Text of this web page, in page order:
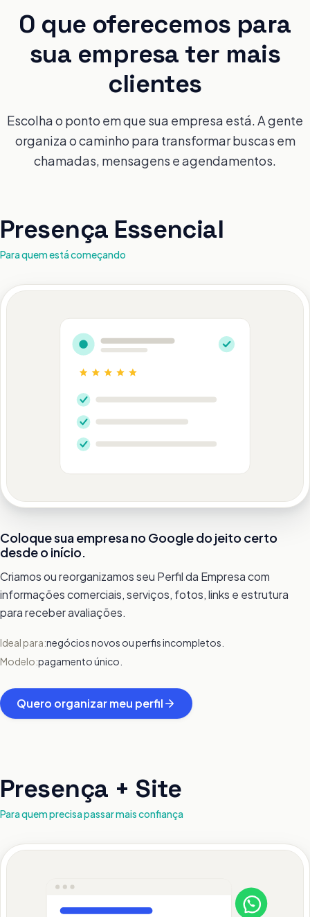
O que oferecemos para
sua empresa ter mais
clientes
Escolha o ponto em que sua empresa está. A gente
organiza o caminho para transformar buscas em
chamadas, mensagens e agendamentos.
Presença Essencial
Para quem está começando
Coloque sua empresa no Google do jeito certo
desde o início.
Criamos ou reorganizamos seu Perfil da Empresa com
informações comerciais, serviços, fotos, links e estrutura
para receber avaliações.
Ideal para:negócios novos ou perfis incompletos.
Modelo:pagamento único.
Quero organizar meu perfil
Presença + Site
Para quem precisa passar mais confiança